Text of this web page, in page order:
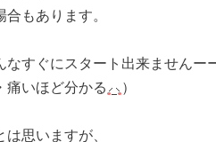
もあります。
すぐにスタート出来ませんー
痛いほど分かる
）
思いますが、